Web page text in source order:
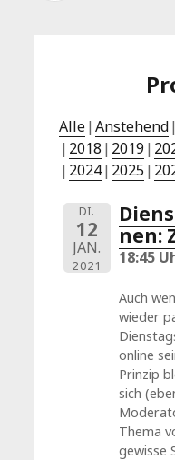
Alle Anstehend
2018 2019
2024 2025
DI.
12
JAN.
2021
nen:
18:45
Auch
wieder
online
Prinzip
sich
Thema
gewisse